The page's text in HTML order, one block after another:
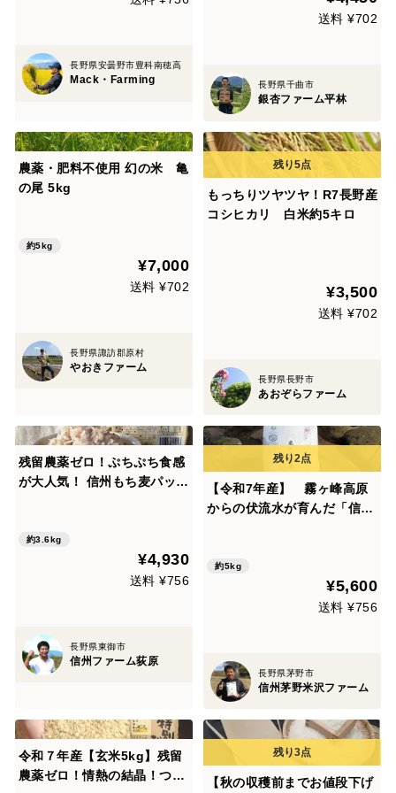
長野県安曇野市豊科南穂高
Mack・Farming
送料 ¥702
長野県千曲市
銀杏ファーム平林
農薬・肥料不使用 幻の米 亀
の尾 5kg
約5kg
¥7,000
送料 ¥702
長野県諏訪郡原村
やおきファーム
もっちりツヤツヤ！R7長野産
コシヒカリ 白米約5キロ
¥3,500
送料 ¥702
長野県長野市
あおぞらファーム
残留農薬ゼロ！ぷちぷち食感
が大人気！ 信州もち麦パック
約3.6kg
¥4,930
送料 ¥756
長野県東御市
信州ファーム荻原
【令和7年産】 霧ヶ峰高原
からの伏流水が育んだ「信州
約5kg
¥5,600
送料 ¥756
長野県茅野市
信州茅野米沢ファーム
令和７年産【玄米5kg】残留
農薬ゼロ！情熱の結晶！つぶ
【秋の収穫前までお値段下げ